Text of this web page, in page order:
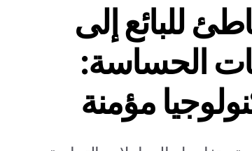
للبائع إلى
الحساسة:
مؤمنة